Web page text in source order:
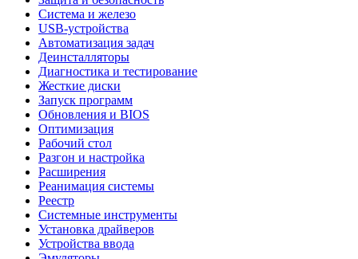
Система и железо
USB-устройства
Автоматизация задач
Деинсталляторы
Диагностика и тестирование
Жесткие диски
Запуск программ
Обновления и BIOS
Оптимизация
Рабочий стол
Разгон и настройка
Расширения
Реанимация системы
Реестр
Системные инструменты
Установка драйверов
Устройства ввода